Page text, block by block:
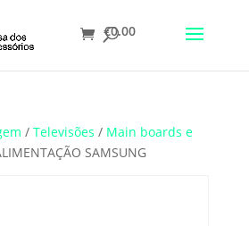
€0.00
/ Televisões / Main boards e
SAMSUNG